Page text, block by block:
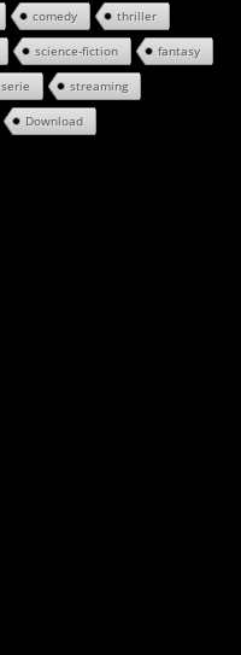
comedy thriller
science-fiction fantasy
serie streaming
Download